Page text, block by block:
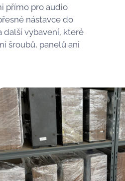
přímo pro audio
nástavce do
další vybavení, které
šroubů, panelů ani